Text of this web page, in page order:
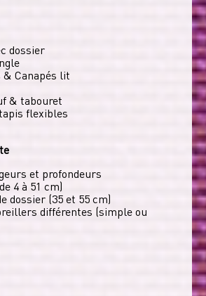
dossier
Canapés lit
& tabouret
flexibles
et profondeurs
4 à 51 cm)
dossier (35 et 55 cm)
différentes (simple ou